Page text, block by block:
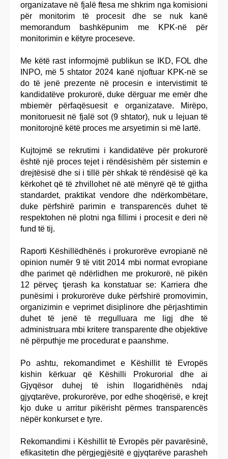
organizatave në fjalë ftesa me shkrim nga komisioni
për monitorim të procesit dhe se nuk kanë
memorandum bashkëpunim me KPK-në për
monitorimin e këtyre proceseve.
Me këtë rast informojmë publikun se IKD, FOL dhe
INPO, më 5 shtator 2024 kanë njoftuar KPK-në se
do të jenë prezente në procesin e intervistimit të
kandidatëve prokurorë, duke dërguar me emër dhe
mbiemër përfaqësuesit e organizatave. Mirëpo,
monitoruesit në fjalë sot (9 shtator), nuk u lejuan të
monitorojnë këtë proces me arsyetimin si më lartë.
Kujtojmë se rekrutimi i kandidatëve për prokurorë
është një proces tejet i rëndësishëm për sistemin e
drejtësisë dhe si i tillë për shkak të rëndësisë që ka
kërkohet që të zhvillohet në atë mënyrë që të gjitha
standardet, praktikat vendore dhe ndërkombëtare,
duke përfshirë parimin e transparencës duhet të
respektohen në plotni nga fillimi i procesit e deri në
fund të tij.
Raporti Këshillëdhënës i prokurorëve evropianë në
opinion numër 9 të vitit 2014 mbi normat evropiane
dhe parimet që ndërlidhen me prokurorë, në pikën
12 përveç tjerash ka konstatuar se: Karriera dhe
punësimi i prokurorëve duke përfshirë promovimin,
organizimin e veprimet disiplinore dhe përjashtimin
duhet të jenë të rregulluara me ligj dhe të
administruara mbi kritere transparente dhe objektive
në përputhje me procedurat e paanshme.
Po ashtu, rekomandimet e Këshillit të Evropës
kishin kërkuar që Këshilli Prokurorial dhe ai
Gjyqësor duhej të ishin llogaridhënës ndaj
gjyqtarëve, prokurorëve, por edhe shoqërisë, e krejt
kjo duke u arritur pikërisht përmes transparencës
nëpër konkurset e tyre.
Rekomandimi i Këshillit të Evropës për pavarësinë,
efikasitetin dhe përgjegjësitë e gjyqtarëve parasheh